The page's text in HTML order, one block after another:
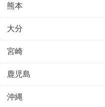
熊本
大分
宮崎
鹿児島
沖縄